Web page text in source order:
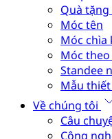
Quà tặng
Móc tên
Móc chìa
Móc
Standee
Mẫu
Về chúng tôi
Câu
Công